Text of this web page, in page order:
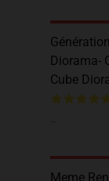
Diorama-
Cube
Meme